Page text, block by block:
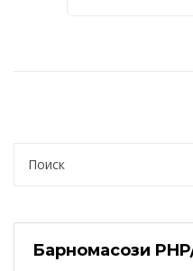
Барномасози